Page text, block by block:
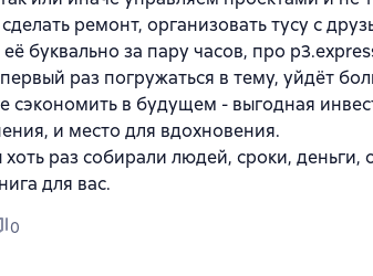
ремонт, организовать тусу с
буквально за пару часов, про
раз погружаться в тему, уйдёт
сэкономить в будущем - выгодная
и место для вдохновения.
хоть раз собирали людей, сроки, деньги,
для вас.
0